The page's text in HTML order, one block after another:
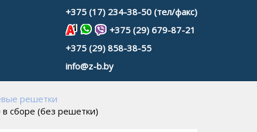
+375 (17) 234-38-50 (тел/факс)
+375 (29) 679-87-21
+375 (29) 858-38-55
info@z-b.by
решетки
сборе (без решетки)